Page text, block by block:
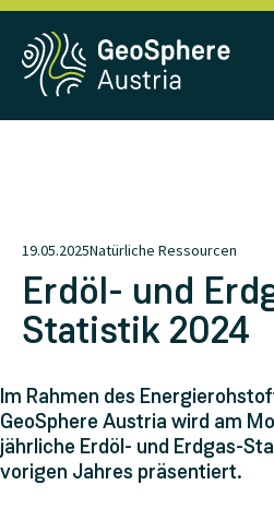
19.05.2025Natürliche Ressourcen
Erdöl- und
Statistik 2024
Im Rahmen des
GeoSphere Austria wird am
jährliche Erdöl- und Erdgas-
vorigen Jahres präsentiert.